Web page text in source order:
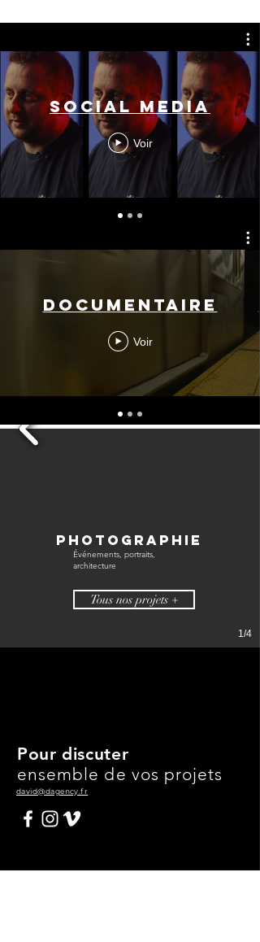
Social Media
Voir
Documentaire
Voir
1/4
PHOTOGRAPHIE
Événements, portraits,
architecture
Tous nos projets +
Pour discuter
ensemble de vos projets
david@dagency.fr